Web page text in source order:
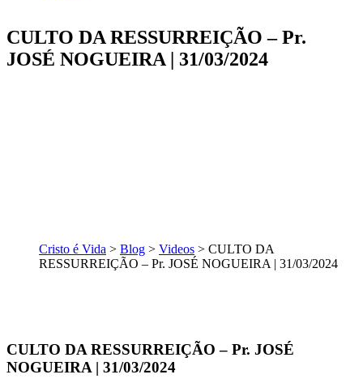
CULTO DA RESSURREIÇÃO – Pr.
JOSÉ NOGUEIRA | 31/03/2024
Cristo é Vida > Blog > Videos > CULTO DA
RESSURREIÇÃO – Pr. JOSÉ NOGUEIRA | 31/03/2024
CULTO DA RESSURREIÇÃO – Pr. JOSÉ
NOGUEIRA | 31/03/2024